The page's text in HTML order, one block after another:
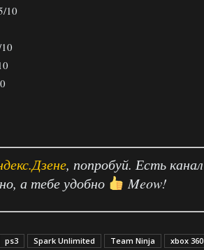
10
, попробуй. Есть
а тебе удобно
Meow!
ps3 Spark Unlimited Team Ninja xbox 360